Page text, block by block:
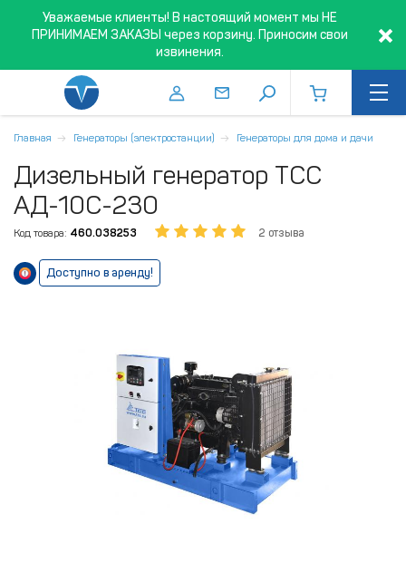
Уважаемые клиенты! В настоящий момент мы НЕ
ПРИНИМАЕМ ЗАКАЗЫ через корзину. Приносим свои
извинения.
Главная Генераторы (электростанции) Генераторы для дома и дачи
Дизельный генератор ТСС
АД-10С-230
Код товара: 460.038253 2 отзыва
Доступно в аренду!